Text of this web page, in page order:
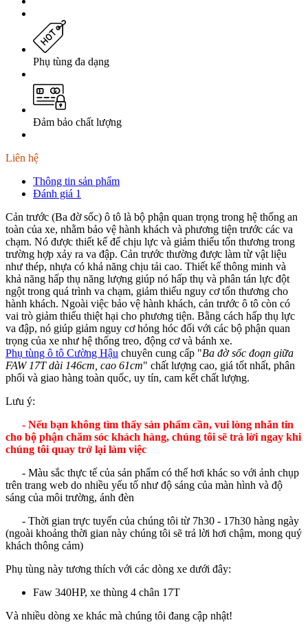
Phụ tùng đa dạng
Đảm bảo chất lượng
Liên hệ
Thông tin sản phẩm
Đánh giá 1
Cản trước (Ba đờ sốc) ô tô là bộ phận quan trọng trong hệ thống an
toàn của xe, nhằm bảo vệ hành khách và phương tiện trước các va
chạm. Nó được thiết kế để chịu lực và giảm thiểu tổn thương trong
trường hợp xảy ra va đập. Cản trước thường được làm từ vật liệu
như thép, nhựa có khả năng chịu tải cao. Thiết kế thông minh và
khả năng hấp thụ năng lượng giúp nó hấp thụ và phân tán lực đột
ngột trong quá trình va chạm, giảm thiểu nguy cơ tổn thương cho
hành khách. Ngoài việc bảo vệ hành khách, cản trước ô tô còn có
vai trò giảm thiểu thiệt hại cho phương tiện. Bằng cách hấp thụ lực
va đập, nó giúp giảm nguy cơ hỏng hóc đối với các bộ phận quan
trọng của xe như hệ thống treo, động cơ và bánh xe.
Phụ tùng ô tô Cường Hậu chuyên cung cấp "Ba đờ sốc đoạn giữa
FAW 17T dài 146cm, cao 61cm" chất lượng cao, giá tốt nhất, phân
phối và giao hàng toàn quốc, uy tín, cam kết chất lượng.
Lưu ý:
- Nếu bạn không tìm thấy sản phẩm cần, vui lòng nhắn tin
cho bộ phận chăm sóc khách hàng, chúng tôi sẽ trả lời ngay khi
chúng tôi quay trở lại làm việc
- Màu sắc thực tế của sản phẩm có thể hơi khác so với ảnh chụp
trên trang web do nhiều yếu tố như độ sáng của màn hình và độ
sáng của môi trường, ánh đèn
- Thời gian trực tuyến của chúng tôi từ 7h30 - 17h30 hàng ngày
(ngoài khoảng thời gian này chúng tôi sẽ trả lời hơi chậm, mong quý
khách thông cảm)
Phụ tùng này tương thích với các dòng xe dưới đây:
Faw 340HP, xe thùng 4 chân 17T
Và nhiều dòng xe khác mà chúng tôi đang cập nhật!